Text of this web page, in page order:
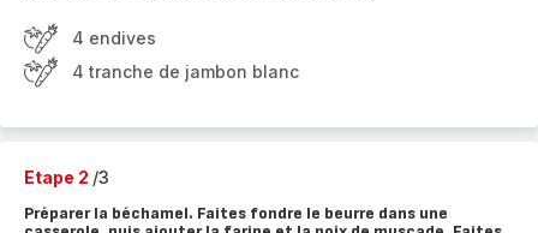
4 endives
4 tranche de jambon blanc
Etape 2 /3
Préparer la béchamel. Faites fondre le beurre dans une